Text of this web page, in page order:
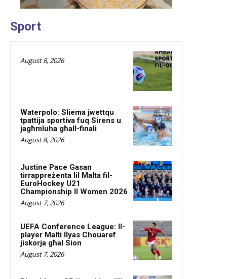
Sport
August 8, 2026
Waterpolo: Sliema jwettqu
tpattija sportiva fuq Sirens u
jagħmluha għall-finali
August 8, 2026
Justine Pace Gasan
tirrappreżenta lil Malta fil-
EuroHockey U21
Championship II Women 2026
August 7, 2026
UEFA Conference League: Il-
player Malti Ilyas Chouaref
jiskorja għal Sion
August 7, 2026